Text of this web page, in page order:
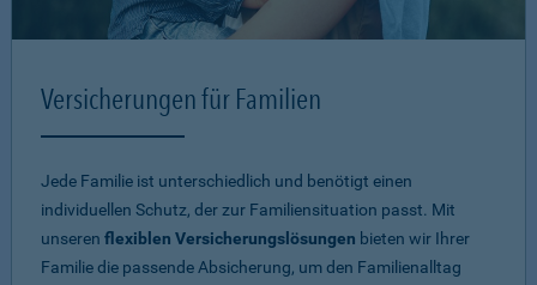
Versicherungen für Familien
Jede Familie ist unterschiedlich und benötigt einen
individuellen Schutz, der zur Familiensituation passt. Mit
unseren flexiblen Versicherungslösungen bieten wir Ihrer
Familie die passende Absicherung, um den Familienalltag